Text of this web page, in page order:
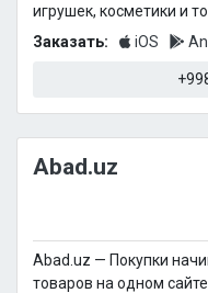
игрушек, косметики и
Заказать:
iOS
Abad.uz
Abad.uz — Покупки
товаров на одном сайте.